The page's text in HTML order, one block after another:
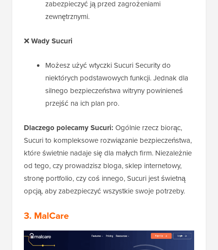
zabezpieczyć ją przed zagrożeniami
zewnętrznymi.
❌Wady Sucuri
Możesz użyć wtyczki Sucuri Security do
niektórych podstawowych funkcji. Jednak dla
silnego bezpieczeństwa witryny powinieneś
przejść na ich plan pro.
Dlaczego polecamy Sucuri: Ogólnie rzecz biorąc,
Sucuri to kompleksowe rozwiązanie bezpieczeństwa,
które świetnie nadaje się dla małych firm. Niezależnie
od tego, czy prowadzisz bloga, sklep internetowy,
stronę portfolio, czy coś innego, Sucuri jest świetną
opcją, aby zabezpieczyć wszystkie swoje potrzeby.
3. MalCare